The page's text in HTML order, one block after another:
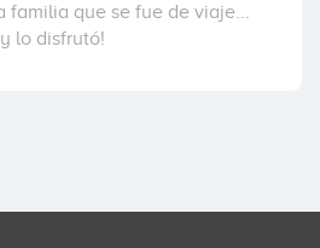
familia que se fue de viaje...
lo disfrutó!